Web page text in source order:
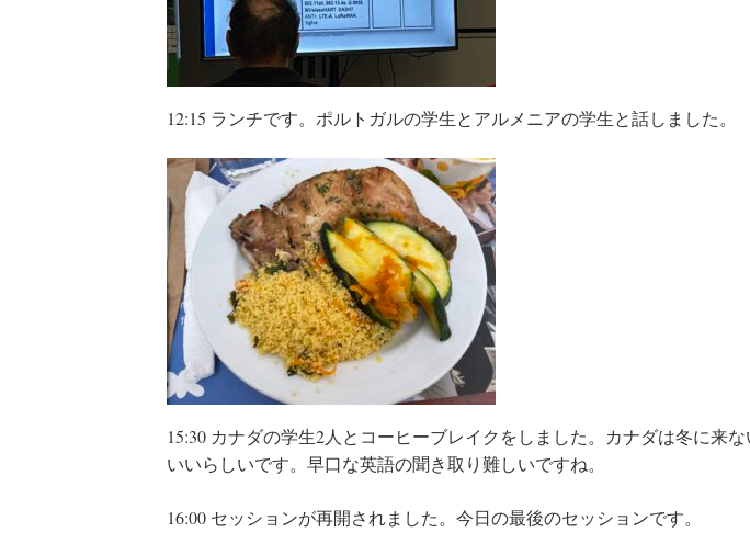
12:15 ランチです。ポルトガルの学生とアルメニアの学生と話しました。
15:30 カナダの学生2人とコーヒーブレイクをしました。カナダは冬に来
いいらしいです。早口な英語の聞き取り難しいですね。
16:00 セッションが再開されました。今日の最後のセッションです。